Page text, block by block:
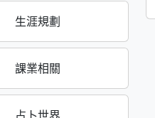
生涯規劃
課業相關